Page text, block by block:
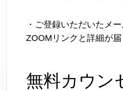
・ご登録いただいたメ
ZOOMリンクと詳細が届
無料カウン